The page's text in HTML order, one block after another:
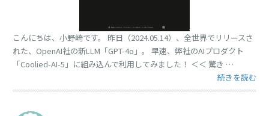
こんにちは、小野崎です。 昨日（2024.05.14）、全世界でリリースさ
れた、OpenAI社の新LLM「GPT-4o」。 早速、弊社のAIプロダクト
「Coolied-AI-5」に組み込んで利用してみました！ ＜＜ 驚き …
“GPT-4o（
続きを読む